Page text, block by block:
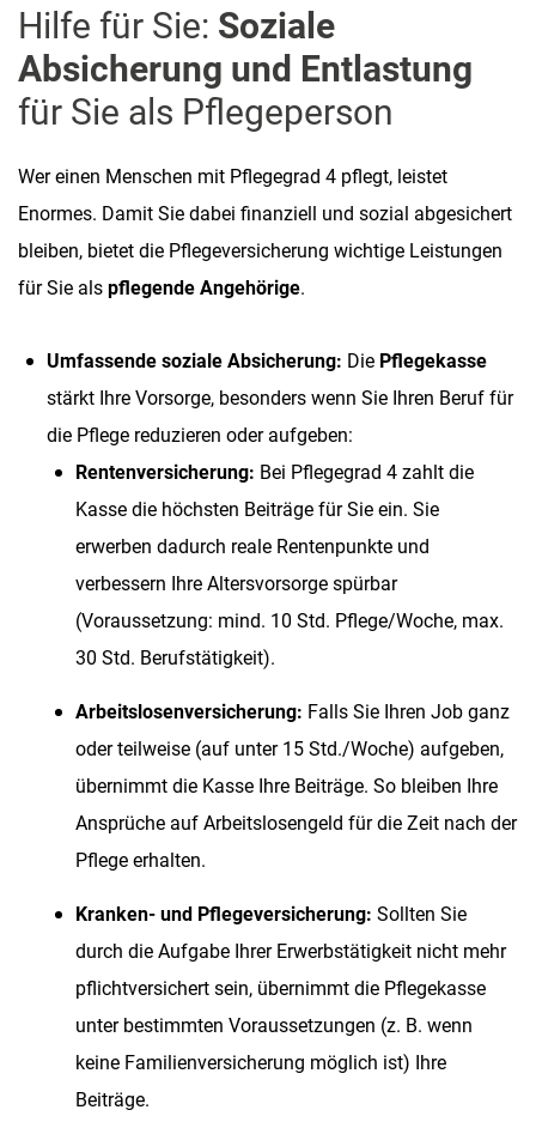
Hilfe für Sie: Soziale
Absicherung und Entlastung
für Sie als Pflegeperson
Wer einen Menschen mit Pflegegrad 4 pflegt, leistet
Enormes. Damit Sie dabei finanziell und sozial abgesichert
bleiben, bietet die Pflegeversicherung wichtige Leistungen
für Sie als pflegende Angehörige.
Umfassende soziale Absicherung: Die Pflegekasse
stärkt Ihre Vorsorge, besonders wenn Sie Ihren Beruf für
die Pflege reduzieren oder aufgeben:
Rentenversicherung: Bei Pflegegrad 4 zahlt die
Kasse die höchsten Beiträge für Sie ein. Sie
erwerben dadurch reale Rentenpunkte und
verbessern Ihre Altersvorsorge spürbar
(Voraussetzung: mind. 10 Std. Pflege/Woche, max.
30 Std. Berufstätigkeit).
Arbeitslosenversicherung: Falls Sie Ihren Job ganz
oder teilweise (auf unter 15 Std./Woche) aufgeben,
übernimmt die Kasse Ihre Beiträge. So bleiben Ihre
Ansprüche auf Arbeitslosengeld für die Zeit nach der
Pflege erhalten.
Kranken- und Pflegeversicherung: Sollten Sie
durch die Aufgabe Ihrer Erwerbstätigkeit nicht mehr
pflichtversichert sein, übernimmt die Pflegekasse
unter bestimmten Voraussetzungen (z. B. wenn
keine Familienversicherung möglich ist) Ihre
Beiträge.